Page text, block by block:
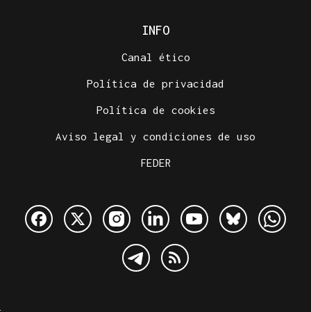
INFO
Canal ético
Política de privacidad
Política de cookies
Aviso legal y condiciones de uso
FEDER